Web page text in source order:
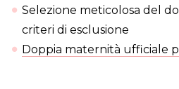
Selezione meticolosa del
criteri di esclusione
Doppia maternità ufficiale